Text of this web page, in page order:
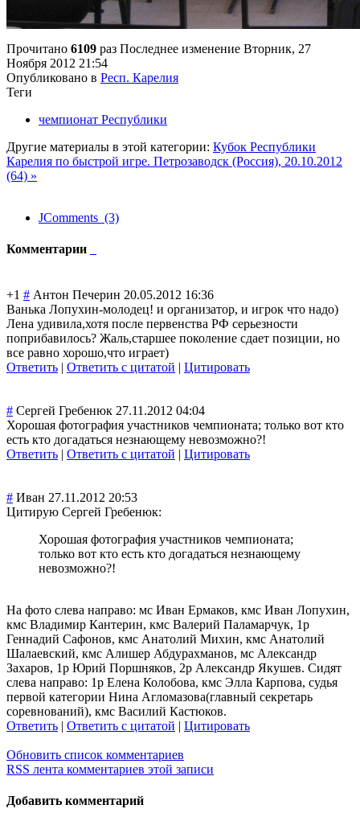
Прочитано 6109 раз Последнее изменение Вторник, 27
Ноября 2012 21:54
Опубликовано в Респ. Карелия
Теги
чемпионат Республики
Другие материалы в этой категории: Кубок Республики
Карелия по быстрой игре. Петрозаводск (Россия), 20.10.2012
(64) »
JComments (3)
Комментарии
+1 # Антон Печерин 20.05.2012 16:36
Ванька Лопухин-молодец! и организатор, и игрок что надо)
Лена удивила,хотя после первенства РФ серьезности
поприбавилось? Жаль,старшее поколение сдает позиции, но
все равно хорошо,что играет)
Ответить | Ответить с цитатой | Цитировать
# Сергей Гребенюк 27.11.2012 04:04
Хорошая фотография участников чемпионата; только вот кто
есть кто догадаться незнающему невозможно?!
Ответить | Ответить с цитатой | Цитировать
# Иван 27.11.2012 20:53
Цитирую Сергей Гребенюк:
Хорошая фотография участников чемпионата;
только вот кто есть кто догадаться незнающему
невозможно?!
На фото слева направо: мс Иван Ермаков, кмс Иван Лопухин,
кмс Владимир Кантерин, кмс Валерий Паламарчук, 1р
Геннадий Сафонов, кмс Анатолий Михин, кмс Анатолий
Шалаевский, кмс Алишер Абдурахманов, мс Александр
Захаров, 1р Юрий Поршняков, 2р Александр Якушев. Сидят
слева направо: 1р Елена Колобова, кмс Элла Карпова, судья
первой категории Нина Агломазова(главный секретарь
соревнований), кмс Василий Кастюков.
Ответить | Ответить с цитатой | Цитировать
Обновить список комментариев
RSS лента комментариев этой записи
Добавить комментарий